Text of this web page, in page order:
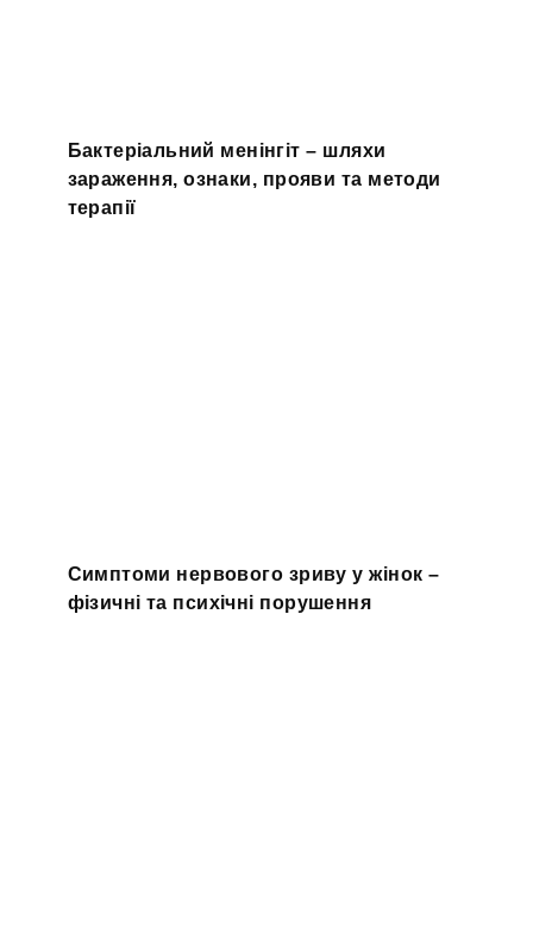
Бактеріальний менінгіт – шляхи
зараження, ознаки, прояви та методи
терапії
Симптоми нервового зриву у жінок –
фізичні та психічні порушення